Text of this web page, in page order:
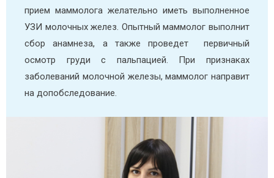
прием маммолога желательно иметь выполненное
УЗИ молочных желез. Опытный маммолог выполнит
сбор анамнеза, а также проведет первичный
осмотр груди с пальпацией. При признаках
заболеваний молочной железы, маммолог направит
на допобследование.